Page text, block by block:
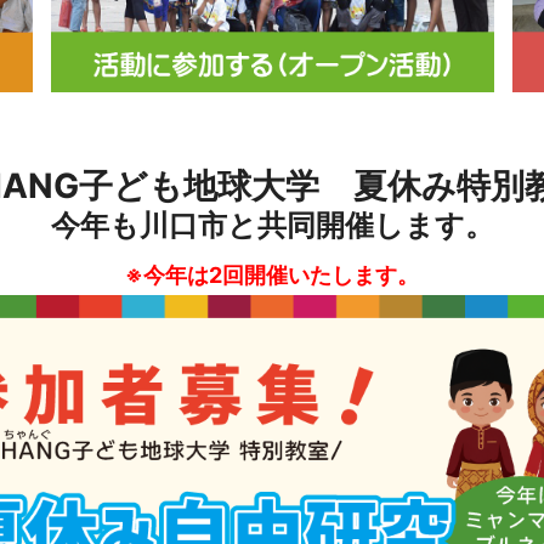
子ども地球大学 夏休み特別
今年も川口市と共同開催します。
※今年は2回開催いたします。